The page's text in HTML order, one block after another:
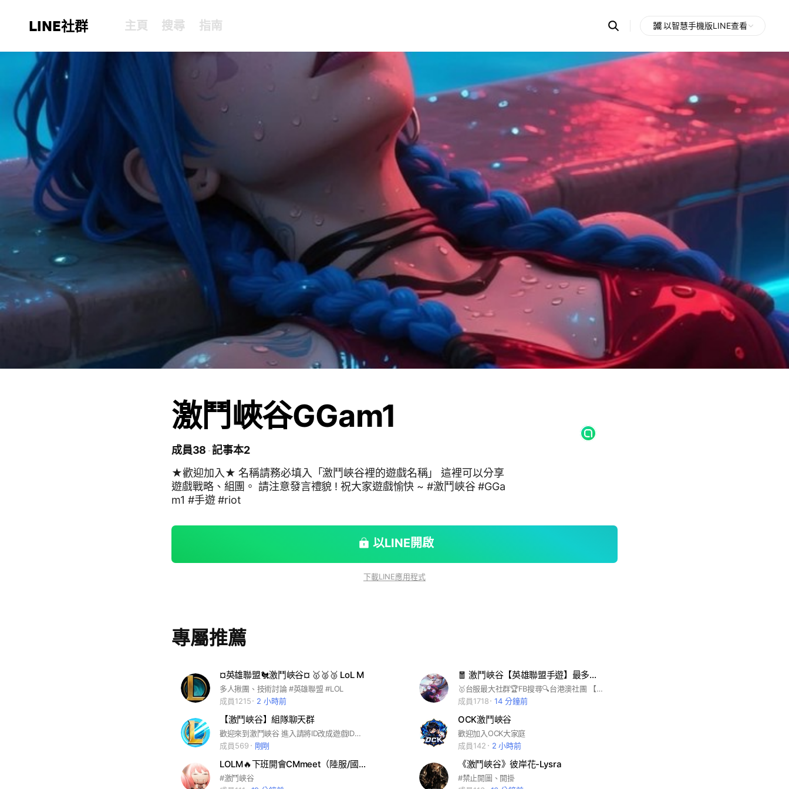
LINE社群 主頁 搜尋 指南 Search
OpenChats
messages
search
area
以智慧手機版LINE查看
激鬥峽谷GGam1
成員38 記事本2
★歡迎加入★ 名稱請務必填入「激鬥峽谷裡的遊戲名稱」 這裡可以分享
遊戲戰略、組團。 請注意發言禮貌 ! 祝大家遊戲愉快 ~ #激鬥峽谷 #GGa
m1 #手遊 #riot
以LINE開啟
下載LINE應用程式
專屬推薦
¤英雄聯盟🐔激鬥峽谷¤ 🥇🥈🥉 LoL M
多人揪團、技術討論 #英雄聯盟 #LOL
成員1215
2 小時前
🧧 激鬥峽谷【英雄聯盟手遊】最多人組隊討論平台
🥇台服最大社群🏆FB搜尋🔍台港澳社團 【 英雄聯盟 】✨激鬥峽谷✨
成員1718
14 分鐘前
【激鬥峽谷】組隊聊天群
歡迎來到激鬥峽谷 進入請將ID改成遊戲ID哦 這樣可以方便組隊^^
成員569
剛剛
OCK激鬥峽谷
歡迎加入OCK大家庭
成員142
2 小時前
LOLM🔥下班開會CMmeet（陸服/國際服）
#激鬥峽谷
《激鬥峽谷》彼岸花-Lysra
#禁止開圖、開掛